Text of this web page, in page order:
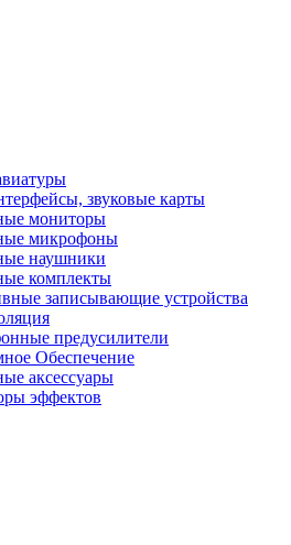
звуковые карты
мониторы
микрофоны
наушники
комплекты
записывающие устройства
предусилители
Обеспечение
аксессуары
эффектов